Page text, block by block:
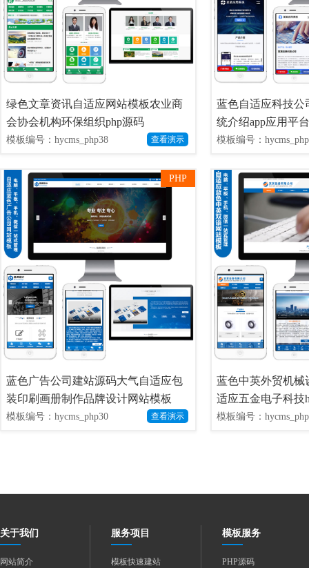
绿色文章资讯自适应网站模板农业商
会协会机构环保组织php源码
模板编号：hycms_php38 查看演示
蓝色自适应科技公
统介绍app应用平
模板编号：
PHP
蓝色广告公司建站源码大气自适应包
装印刷画册制作品牌设计网站模板
模板编号：hycms_php30 查看演示
蓝色中英外贸机械
适应五金电子科技
模板编号：
关于我们
网站简介
服务项目
模板快速建站
模板服务
PHP源码